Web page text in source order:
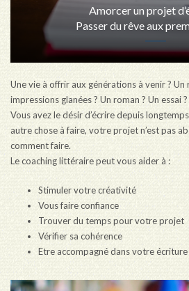
Amorcer un projet
Passer du rêve aux
Une vie à offrir aux générations à venir ? Un
impressions glanées ? Un roman ? Un essai
Vous avez le désir d’écrire depuis
autre chose à faire, votre projet n’est pas
comment faire.
Le coaching littéraire peut vous aider à :
Stimuler votre créativité
Vous faire confiance
Trouver du temps pour votre projet
Vérifier sa cohérence
Etre accompagné dans votre écriture